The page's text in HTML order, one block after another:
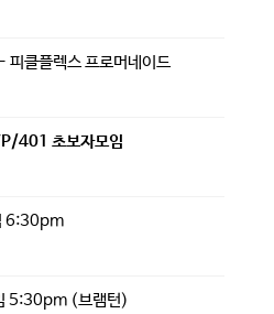
클플렉스 프로머네이드
401 초보자모임
6:30pm
5:30pm (브램턴)